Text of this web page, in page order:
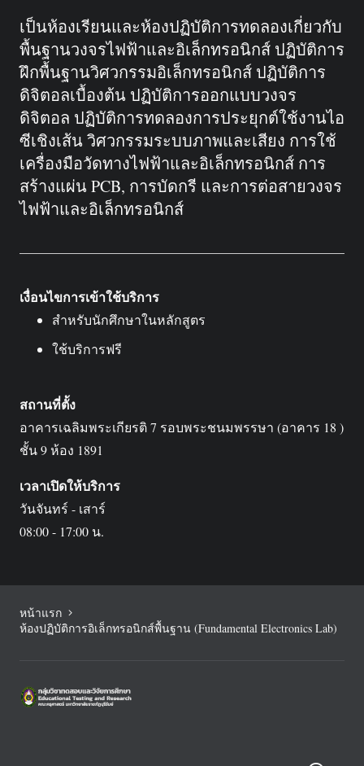
เป็นห้องเรียนและห้องปฏิบัติการทดลองเกี่ยวกับ
พื้นฐานวงจรไฟฟ้าและอิเล็กทรอนิกส์ ปฏิบัติการ
ฝึกพื้นฐานวิศวกรรมอิเล็กทรอนิกส์ ปฏิบัติการ
ดิจิตอลเบื้องต้น ปฏิบัติการออกแบบวงจร
ดิจิตอล ปฏิบัติการทดลองการประยุกต์ใช้งานไอ
ซีเชิงเส้น วิศวกรรมระบบภาพและเสียง การใช้
เครื่องมือวัดทางไฟฟ้าและอิเล็กทรอนิกส์ การ
สร้างแผ่น PCB, การบัดกรี และการต่อสายวงจร
ไฟฟ้าและอิเล็กทรอนิกส์
เงื่อนไขการเข้าใช้บริการ
สำหรับนักศึกษาในหลักสูตร
ใช้บริการฟรี
สถานที่ตั้ง
อาคารเฉลิมพระเกียรติ 7 รอบพระชนมพรรษา (อาคาร 18 )
ชั้น 9 ห้อง 1891
เวลาเปิดให้บริการ
วันจันทร์ - เสาร์
08:00 - 17:00 น.
หน้าแรก
ห้องปฏิบัติการอิเล็กทรอนิกส์พื้นฐาน (Fundamental Electronics Lab)